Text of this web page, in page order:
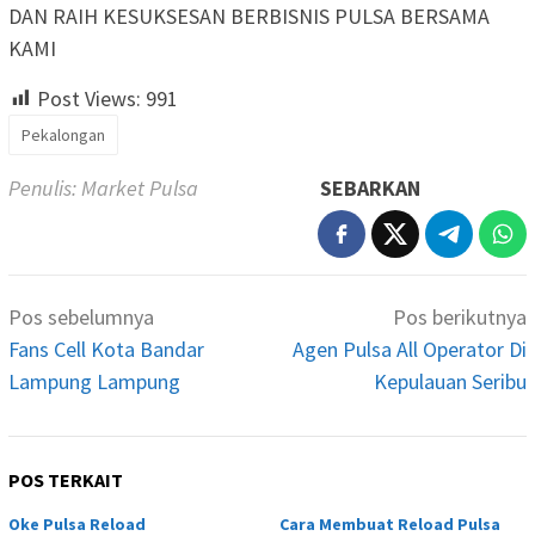
DAN RAIH KESUKSESAN BERBISNIS PULSA BERSAMA
KAMI
Post Views: 991
Pekalongan
Penulis: Market Pulsa SEBARKAN
Navigasi
pos
Pos sebelumnya
Fans Cell Kota Bandar
Lampung Lampung
Pos berikutnya
Agen Pulsa All Operator Di
Kepulauan Seribu
POS TERKAIT
Oke Pulsa Reload Cara Membuat Reload Pulsa